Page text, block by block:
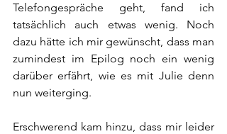
Telefongespräche geht, fand ich
tatsächlich auch etwas wenig. Noch
dazu hätte ich mir gewünscht, dass man
zumindest im Epilog noch ein wenig
darüber erfährt, wie es mit Julie denn
nun weiterging.
Erschwerend kam hinzu, dass mir leider